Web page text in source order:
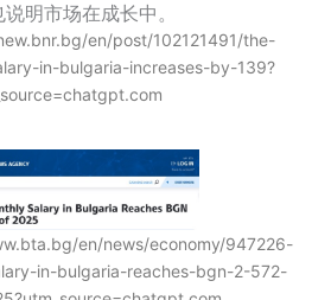
明市场在成长中。
en/post/102121491/the-
in-bulgaria-increases-by-139?
en/news/economy/947226-
in-bulgaria-reaches-bgn-2-572-